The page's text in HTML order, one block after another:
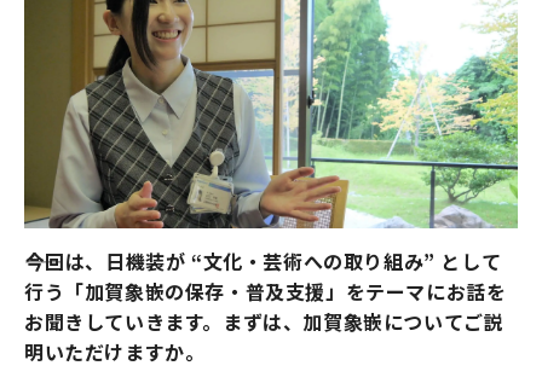
今回は、日機装が “文化・芸術への取り組み” として
行う「加賀象嵌の保存・普及支援」をテーマにお話を
お聞きしていきます。まずは、加賀象嵌についてご説
明いただけますか。